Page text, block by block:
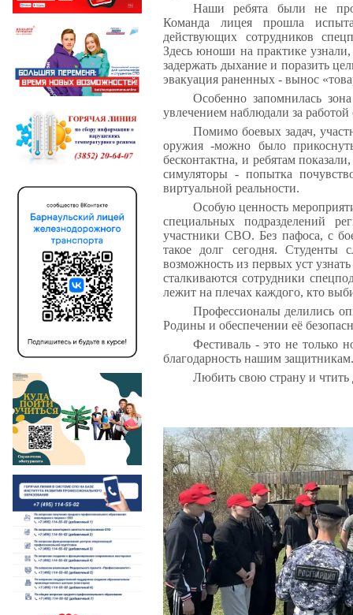
Наши ребята были не
Команда лицея прошла
действующих сотрудников
Здесь юноши на практике узнали,
задержать дыхание и поразить
эвакуация раненных - вынос
Особенно запомнилась
увлечением наблюдали за
Помимо боевых задач,
оружия -можно было
бесконтактна, и ребятам
симуляторы - попытка
виртуальной реальности.
Особую ценность
специальных подразделений
участники СВО. Без пафоса, с
такое долг сегодня. Студенты
возможность из первых уст
сталкиваются сотрудники
лежит на плечах каждого, кто
Профессионалы делились
Родины и обеспечении её
Фестиваль - это не только
благодарность нашим защитникам.
Любить свою страну и чтить